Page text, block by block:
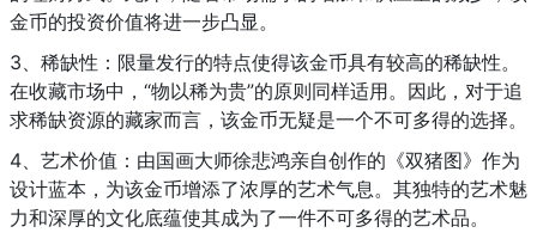
金币的投资价值将进一步凸显。
3、稀缺性：限量发行的特点使得该金币具有较高的稀缺性。
在收藏市场中，“物以稀为贵”的原则同样适用。因此，对于追
求稀缺资源的藏家而言，该金币无疑是一个不可多得的选择。
4、艺术价值：由国画大师徐悲鸿亲自创作的《双猪图》作为
设计蓝本，为该金币增添了浓厚的艺术气息。其独特的艺术魅
力和深厚的文化底蕴使其成为了一件不可多得的艺术品。